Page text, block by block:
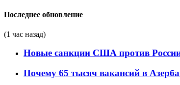
Последнее обновление
(1 час назад)
Новые санкции США против
Почему 65 тысяч вакансий в